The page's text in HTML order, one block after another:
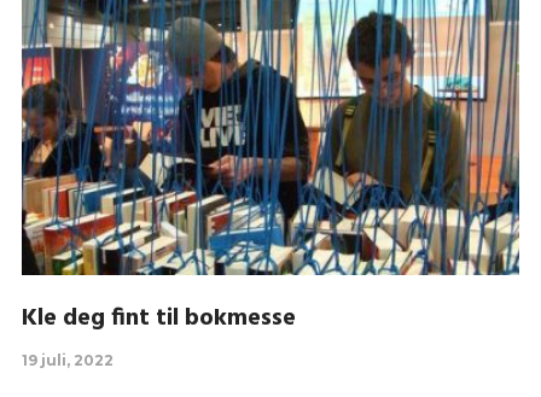
Kle deg fint til bokmesse
19 juli, 2022